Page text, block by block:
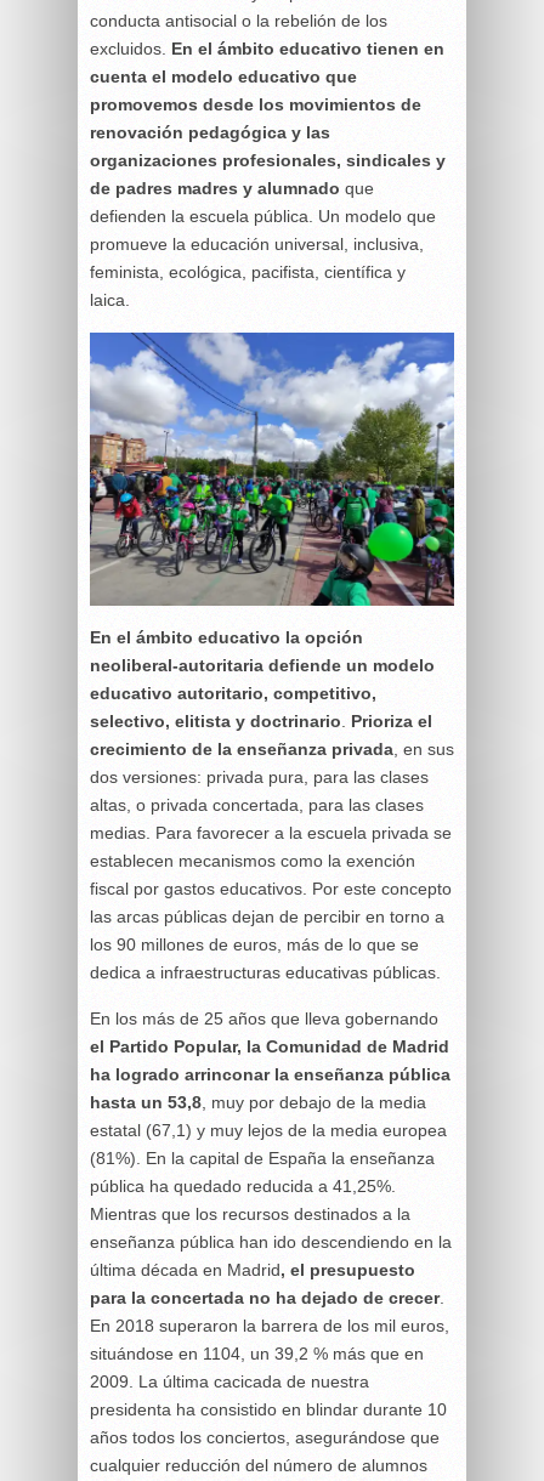
conducta antisocial o la rebelión de los
excluidos. En el ámbito educativo tienen en
cuenta el modelo educativo que
promovemos desde los movimientos de
renovación pedagógica y las
organizaciones profesionales, sindicales y
de padres madres y alumnado que
defienden la escuela pública. Un modelo que
promueve la educación universal, inclusiva,
feminista, ecológica, pacifista, científica y
laica.
En el ámbito educativo la opción
neoliberal-autoritaria defiende un modelo
educativo autoritario, competitivo,
selectivo, elitista y doctrinario
Prioriza el
crecimiento de la enseñanza privada , en sus
dos versiones: privada pura, para las clases
altas, o privada concertada, para las clases
medias. Para favorecer a la escuela privada se
establecen mecanismos como la exención
fiscal por gastos educativos. Por este concepto
las arcas públicas dejan de percibir en torno a
los 90 millones de euros, más de lo que se
dedica a infraestructuras educativas públicas.
En los más de 25 años que lleva gobernando
el Partido Popular, la Comunidad de Madrid
ha logrado arrinconar la enseñanza pública
hasta un 53,8 , muy por debajo de la media
estatal (67,1) y muy lejos de la media europea
(81%). En la capital de España la enseñanza
pública ha quedado reducida a 41,25%.
Mientras que los recursos destinados a la
enseñanza pública han ido descendiendo en la
última década en Madrid, el presupuesto
para la concertada no ha dejado de crecer.
En 2018 superaron la barrera de los mil euros,
situándose en 1104, un 39,2 % más que en
2009. La última cacicada de nuestra
presidenta ha consistido en blindar durante 10
años todos los conciertos, asegurándose que
cualquier reducción del número de alumnos